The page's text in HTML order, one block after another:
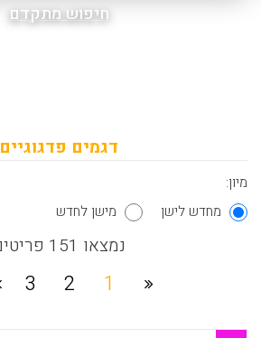
חיפוש מתקדם
דגמים פדגוגיים
מיון:
מחדש לישן
מישן לחדש
נמצאו 151 פריטים
1
2
3